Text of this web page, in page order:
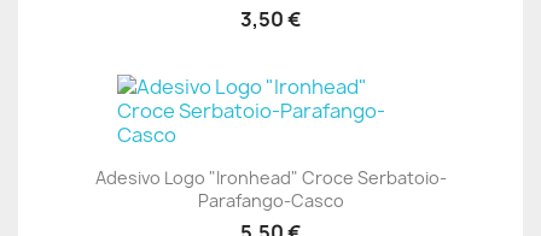
3,50 €
Adesivo Logo "Ironhead" Croce Serbatoio-
Parafango-Casco